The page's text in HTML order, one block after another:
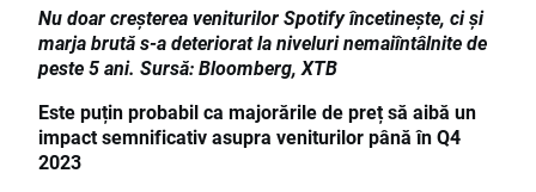
Nu doar creșterea veniturilor Spotify încetinește, ci și
marja brută s-a deteriorat la niveluri nemaiîntâlnite de
peste 5 ani. Sursă: Bloomberg, XTB
Este puțin probabil ca majorările de preț să aibă un
impact semnificativ asupra veniturilor până în Q4
2023